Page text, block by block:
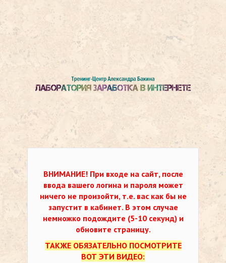
ВНИМАНИЕ! При входе на сайт, после
ввода вашего логина и пароля может
ничего не произойти, т.е. вас как бы не
запустит в кабинет. В этом случае
немножко подождите (5-10 секунд) и
обновите страницу.
ТАКЖЕ ОБЯЗАТЕЛЬНО ПОСМОТРИТЕ
ВОТ ЭТИ ВИДЕО: